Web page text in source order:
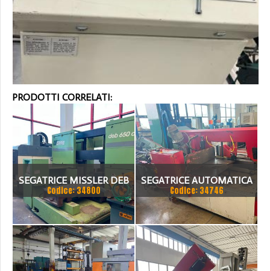
PRODOTTI CORRELATI:
SEGATRICE MISSLER DEB
650 CE
Codice: 34800
SEGATRICE AUTOMATICA
BTM A TAGLIO A GRADI
Codice: 34746